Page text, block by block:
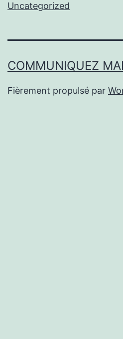
Uncategorized
COMMUNIQUEZ
Fièrement propulsé par